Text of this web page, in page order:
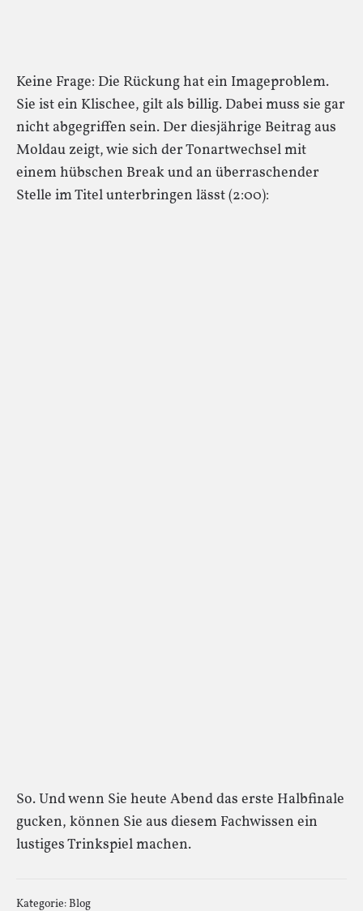
Keine Frage: Die Rückung hat ein Imageproblem.
Sie ist ein Klischee, gilt als billig. Dabei muss sie gar
nicht abgegriffen sein. Der diesjährige Beitrag aus
Moldau zeigt, wie sich der Tonartwechsel mit
einem hübschen Break und an überraschender
Stelle im Titel unterbringen lässt (2:00):
So. Und wenn Sie heute Abend das erste Halbfinale
gucken, können Sie aus diesem Fachwissen ein
lustiges Trinkspiel machen.
Kategorie:Blog